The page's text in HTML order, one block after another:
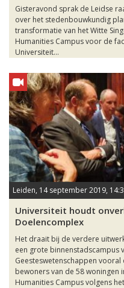
Gisteravond sprak de Leidse
over het stedenbouwkundig
transformatie van het Witte
Humanities Campus voor de
Universiteit...
Leiden, 14 september 2019,
Universiteit houdt
Doelencomplex
Het draait bij de verdere
een grote binnenstadscampus
Geesteswetenschappen
bewoners van de 58 woningen
Humanities Campus volgens